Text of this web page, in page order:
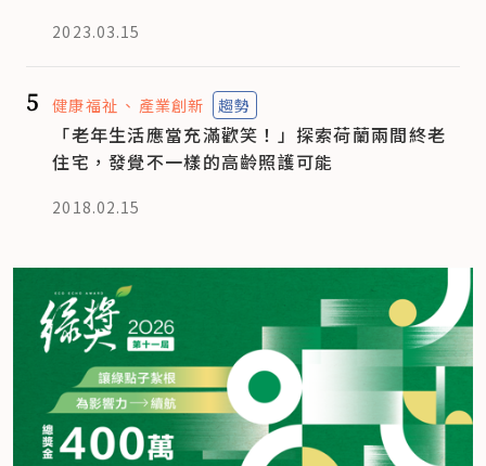
2023.03.15
5 健康福祉 產業創新 趨勢
「老年生活應當充滿歡笑！」探索荷蘭兩間終老
住宅，發覺不一樣的高齡照護可能
2018.02.15